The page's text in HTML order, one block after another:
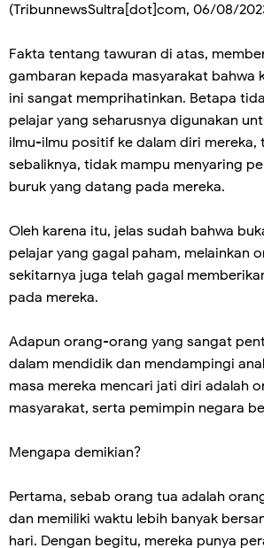
(TribunnewsSultra[dot]com, 06/08/
Fakta tentang tawuran di atas,
gambaran kepada masyarakat bahwa
ini sangat memprihatinkan. Betapa
pelajar yang seharusnya digunakan
ilmu-ilmu positif ke dalam diri mereka,
sebaliknya, tidak mampu menyaring
buruk yang datang pada mereka.
Oleh karena itu, jelas sudah bahwa
pelajar yang gagal paham, melainkan
sekitarnya juga telah gagal
pada mereka.
Adapun orang-orang yang sangat
dalam mendidik dan mendampingi
masa mereka mencari jati diri adalah
masyarakat, serta pemimpin negara
Mengapa demikian?
Pertama, sebab orang tua adalah
dan memiliki waktu lebih banyak
hari. Dengan begitu, mereka punya